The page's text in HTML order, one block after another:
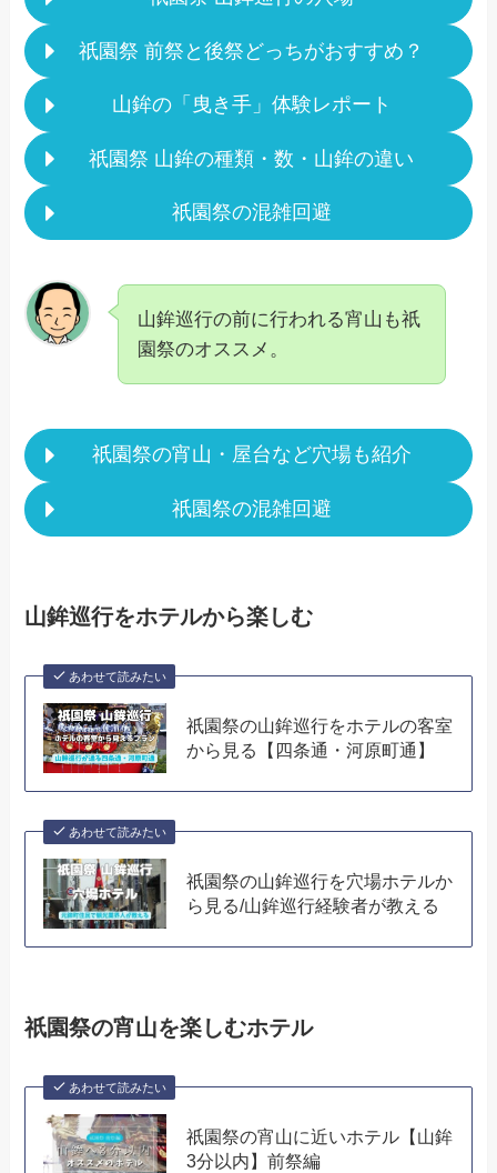
祇園祭 前祭と後祭どっちがおすすめ？
山鉾の「曳き手」体験レポート
祇園祭 山鉾の種類・数・山鉾の違い
祇園祭の混雑回避
山鉾巡行の前に行われる宵山も祇
園祭のオススメ。
祇園祭の宵山・屋台など穴場も紹介
祇園祭の混雑回避
山鉾巡行をホテルから楽しむ
あわせて読みたい
祇園祭の山鉾巡行をホテルの客室
から見る【四条通・河原町通】
あわせて読みたい
祇園祭の山鉾巡行を穴場ホテルか
ら見る/山鉾巡行経験者が教える
祇園祭の宵山を楽しむホテル
あわせて読みたい
祇園祭の宵山に近いホテル【山鉾
3分以内】前祭編